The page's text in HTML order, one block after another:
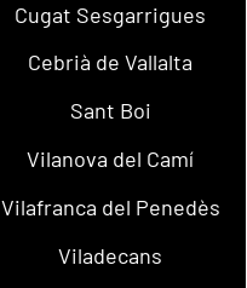
Cugat Sesgarrigues
Cebrià de Vallalta
Sant Boi
Vilanova del Camí
Vilafranca del Penedès
Viladecans